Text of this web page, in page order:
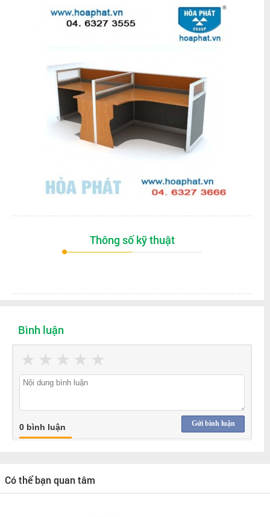
Thông số kỹ thuật
Bình luận
★
★
★
★
★
Gửi bình luận
0 bình luận
Có thể bạn quan tâm